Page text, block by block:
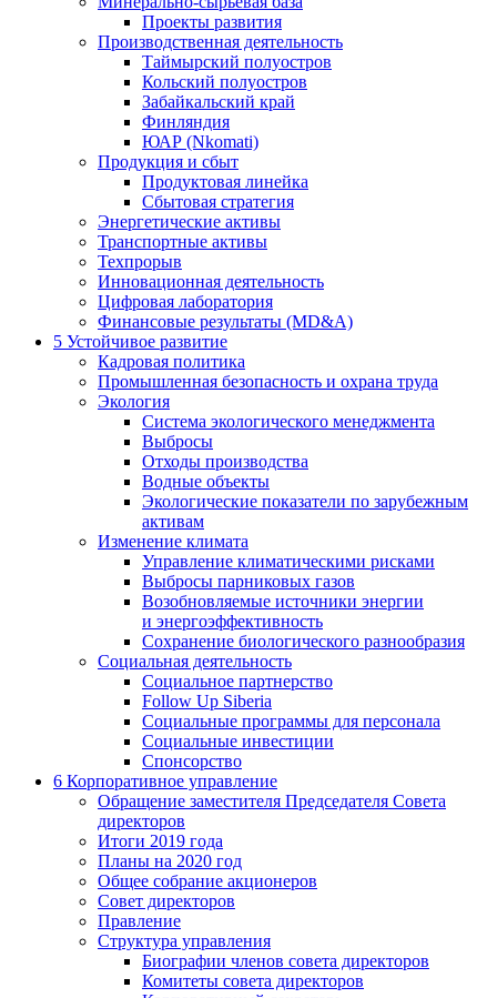
Проекты развития
Производственная деятельность
Таймырский полуостров
Кольский полуостров
Забайкальский край
Финляндия
ЮАР (Nkomati)
Продукция и сбыт
Продуктовая линейка
Сбытовая стратегия
Энергетические активы
Транспортные активы
Техпрорыв
Инновационная деятельность
Цифровая лаборатория
Финансовые результаты (MD&A)
5 Устойчивое развитие
Кадровая политика
Промышленная безопасность и охрана труда
Экология
Система экологического менеджмента
Выбросы
Отходы производства
Водные объекты
Экологические показатели по зарубежным
активам
Изменение климата
Управление климатическими рисками
Выбросы парниковых газов
Возобновляемые источники энергии
и энергоэффективность
Сохранение биологического разнообразия
Социальная деятельность
Социальное партнерство
Follow Up Siberia
Социальные программы для персонала
Социальные инвестиции
Спонсорство
6 Корпоративное управление
Обращение заместителя Председателя Совета
директоров
Итоги 2019 года
Планы на 2020 год
Общее собрание акционеров
Совет директоров
Правление
Структура управления
Биографии членов совета директоров
Комитеты совета директоров